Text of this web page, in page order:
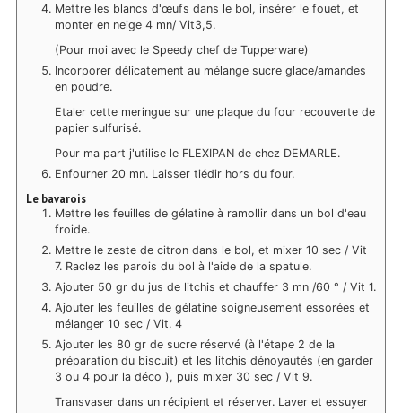
Mettre les blancs d'œufs dans le bol, insérer le fouet, et
monter en neige 4 mn/ Vit3,5.
(Pour moi avec le Speedy chef de Tupperware)
Incorporer délicatement au mélange sucre glace/amandes
en poudre.
Etaler cette meringue sur une plaque du four recouverte de
papier sulfurisé.
Pour ma part j'utilise le FLEXIPAN de chez DEMARLE.
Enfourner 20 mn. Laisser tiédir hors du four.
Le bavarois
Mettre les feuilles de gélatine à ramollir dans un bol d'eau
froide.
Mettre le zeste de citron dans le bol, et mixer 10 sec / Vit
7. Raclez les parois du bol à l'aide de la spatule.
Ajouter 50 gr du jus de litchis et chauffer 3 mn /60 ° / Vit 1.
Ajouter les feuilles de gélatine soigneusement essorées et
mélanger 10 sec / Vit. 4
Ajouter les 80 gr de sucre réservé (à l'étape 2 de la
préparation du biscuit) et les litchis dénoyautés (en garder
3 ou 4 pour la déco ), puis mixer 30 sec / Vit 9.
Transvaser dans un récipient et réserver. Laver et essuyer